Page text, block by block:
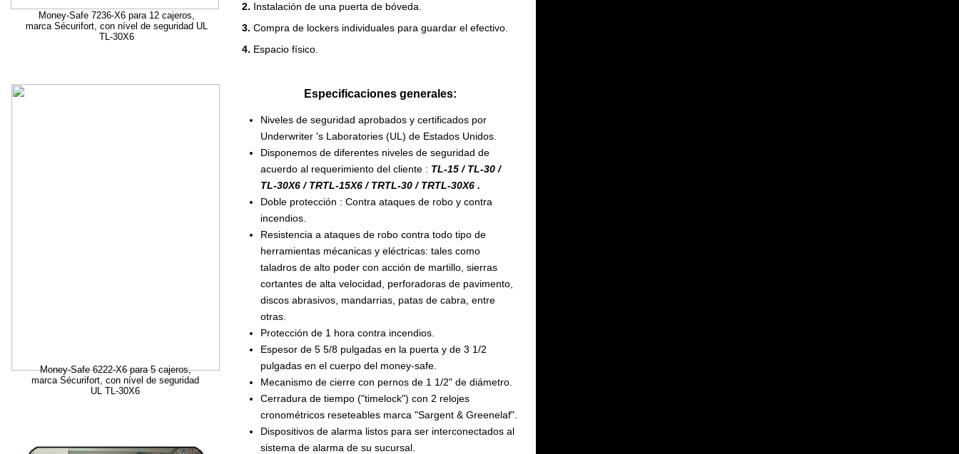
Money-Safe 6222-X6 para 5 cajeros,
marca Sécurifort, con nível de seguridad
UL TL-30X6
Money-Safe 7236-X6 para 12 cajeros,
marca Sécurifort, con nível de seguridad UL
TL-30X6
2. Instalación de una puerta de bóveda.
3. Compra de lockers individuales para guardar el efectivo.
4. Espacio físico.
Especificaciones generales:
Niveles de seguridad aprobados y certificados por
Underwriter 's Laboratories (UL) de Estados Unidos.
Disponemos de diferentes niveles de seguridad de
acuerdo al requerimiento del cliente : TL-15 / TL-30 /
TL-30X6 / TRTL-15X6 / TRTL-30 / TRTL-30X6 .
Doble protección : Contra ataques de robo y contra
incendios.
Resistencia a ataques de robo contra todo tipo de
herramientas mécanicas y eléctricas: tales como
taladros de alto poder con acción de martillo, sierras
cortantes de alta velocidad, perforadoras de pavimento,
discos abrasivos, mandarrias, patas de cabra, entre
otras.
Protección de 1 hora contra incendios.
Espesor de 5 5/8 pulgadas en la puerta y de 3 1/2
pulgadas en el cuerpo del money-safe.
Mecanismo de cierre con pernos de 1 1/2" de diámetro.
Cerradura de tiempo ("timelock") con 2 relojes
cronométricos reseteables marca "Sargent & Greenelaf".
Dispositivos de alarma listos para ser interconectados al
sistema de alarma de su sucursal.